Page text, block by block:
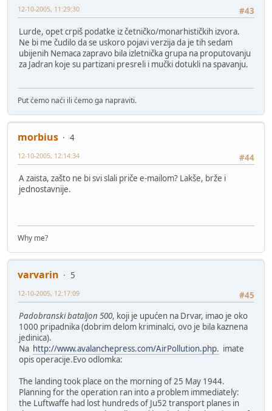
#43
12-10-2005, 11:29:30
Lurde, opet crpiš podatke iz četničko/monarhističkih izvora.
Ne bi me čudilo da se uskoro pojavi verzija da je tih sedam
ubijenih Nemaca zapravo bila izletnička grupa na proputovanju
za Jadran koje su partizani presreli i mučki dotukli na spavanju.
Put ćemo naći ili ćemo ga napraviti.
morbius
4
#44
12-10-2005, 12:14:34
A zaista, zašto ne bi svi slali priče e-mailom? Lakše, brže i
jednostavnije.
Why me?
varvarin
5
#45
12-10-2005, 12:17:09
Padobranski bataljon 500, koji je upućen na Drvar, imao je oko
1000 pripadnika (dobrim delom kriminalci, ovo je bila kaznena
jedinica).
Na http://www.avalanchepress.com/AirPollution.php. imate
opis operacije.Evo odlomka:
The landing took place on the morning of 25 May 1944.
Planning for the operation ran into a problem immediately:
the Luftwaffe had lost hundreds of Ju52 transport planes in